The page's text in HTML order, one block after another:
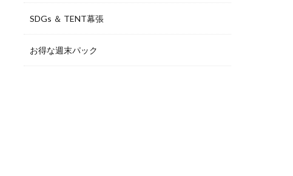
SDGs ＆ TENT幕張
お得な週末パック